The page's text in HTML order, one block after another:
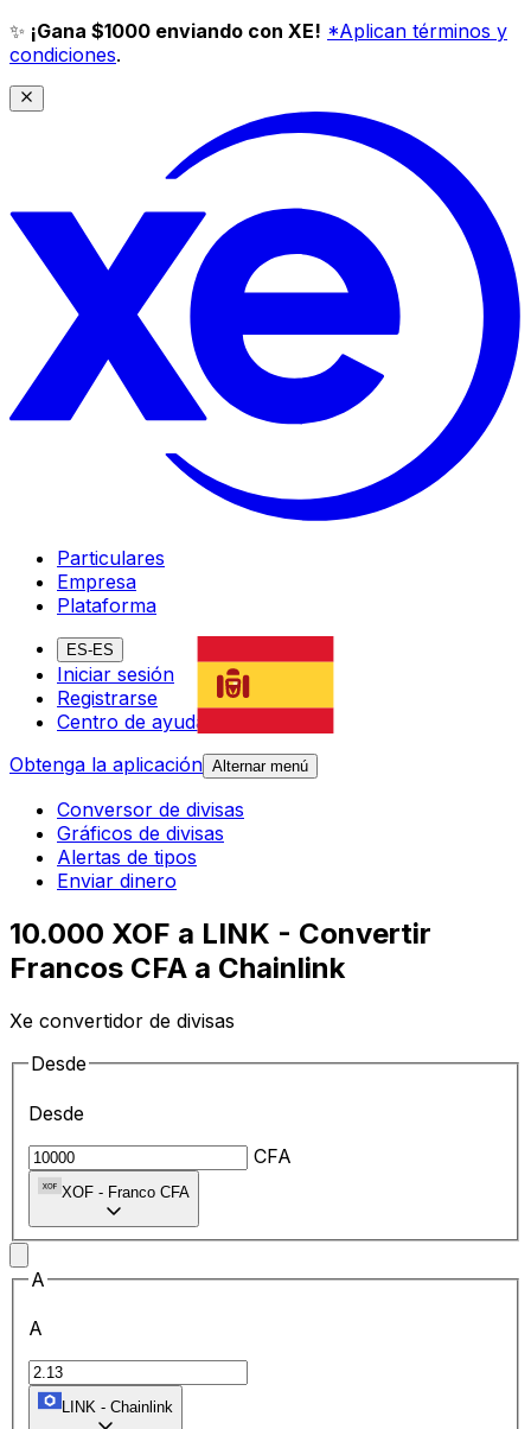
✨ ¡Gana $1000 enviando con XE! *Aplican términos y
condiciones.
Particulares
Empresa
Plataforma
ES-ES
Iniciar sesión
Registrarse
Centro de ayuda
Obtenga la aplicación Alternar menú
Conversor de divisas
Gráficos de divisas
Alertas de tipos
Enviar dinero
10.000 XOF a LINK - Convertir
Francos CFA a Chainlink
Xe convertidor de divisas
Desde
Desde
CFA
XOF - Franco CFA
A
A
LINK - Chainlink